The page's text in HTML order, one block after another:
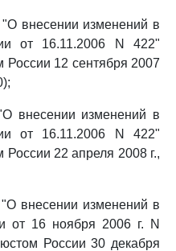
"О внесении изменений в
от 16.11.2006 N 422"
России 12 сентября 2007
внесении изменений в
от 16.11.2006 N 422"
22 апреля 2008 г.,
внесении изменений в
от 16 ноября 2006 г. N
России 30 декабря